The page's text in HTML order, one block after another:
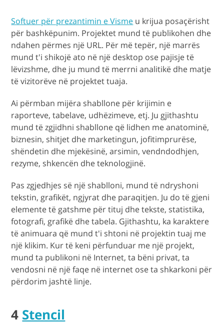
Softuer për prezantimin e Visme u krijua posaçërisht
për bashkëpunim. Projektet mund të publikohen dhe
ndahen përmes një URL. Për më tepër, një marrës
mund t'i shikojë ato në një desktop ose pajisje të
lëvizshme, dhe ju mund të merrni analitikë dhe matje
të vizitorëve në projektet tuaja.
Ai përmban mijëra shabllone për krijimin e
raporteve, tabelave, udhëzimeve, etj. Ju gjithashtu
mund të zgjidhni shabllone që lidhen me anatominë,
biznesin, shitjet dhe marketingun, jofitimprurëse,
shëndetin dhe mjekësinë, arsimin, vendndodhjen,
rezyme, shkencën dhe teknologjinë.
Pas zgjedhjes së një shablloni, mund të ndryshoni
tekstin, grafikët, ngjyrat dhe paraqitjen. Ju do të gjeni
elemente të gatshme për tituj dhe tekste, statistika,
fotografi, grafikë dhe tabela. Gjithashtu, ka karaktere
të animuara që mund t'i shtoni në projektin tuaj me
një klikim. Kur të keni përfunduar me një projekt,
mund ta publikoni në Internet, ta bëni privat, ta
vendosni në një faqe në internet ose ta shkarkoni për
përdorim jashtë linje.
4 Stencil